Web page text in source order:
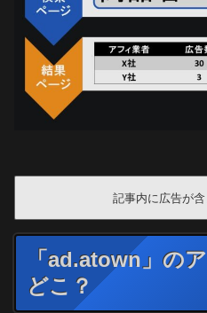
記事内に広告が含
「ad.atown」の
どこ？